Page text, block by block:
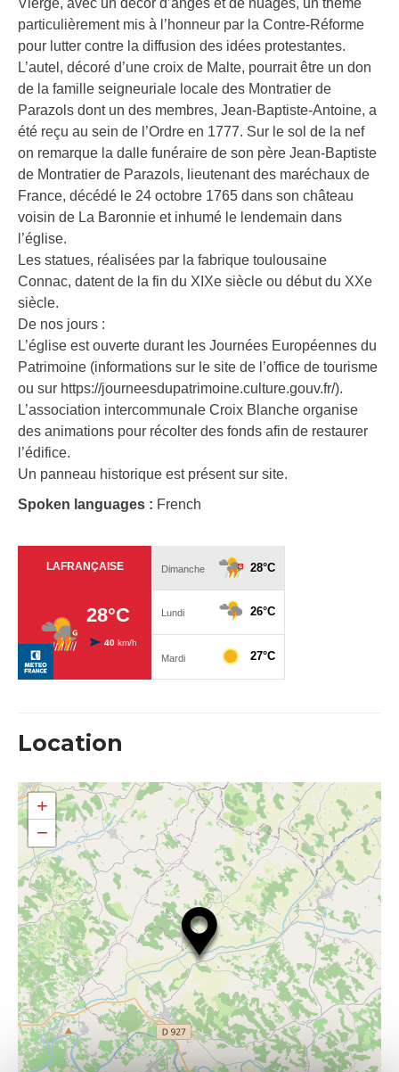
Vierge, avec un décor d’anges et de nuages, un thème
particulièrement mis à l’honneur par la Contre-Réforme
pour lutter contre la diffusion des idées protestantes.
L’autel, décoré d’une croix de Malte, pourrait être un don
de la famille seigneuriale locale des Montratier de
Parazols dont un des membres, Jean-Baptiste-Antoine, a
été reçu au sein de l’Ordre en 1777. Sur le sol de la nef
on remarque la dalle funéraire de son père Jean-Baptiste
de Montratier de Parazols, lieutenant des maréchaux de
France, décédé le 24 octobre 1765 dans son château
voisin de La Baronnie et inhumé le lendemain dans
l’église.
Les statues, réalisées par la fabrique toulousaine
Connac, datent de la fin du XIXe siècle ou début du XXe
siècle.
De nos jours :
L’église est ouverte durant les Journées Européennes du
Patrimoine (informations sur le site de l’office de tourisme
ou sur https://journeesdupatrimoine.culture.gouv.fr/).
L’association intercommunale Croix Blanche organise
des animations pour récolter des fonds afin de restaurer
l’édifice.
Un panneau historique est présent sur site.
Spoken languages : French
Location
+
−